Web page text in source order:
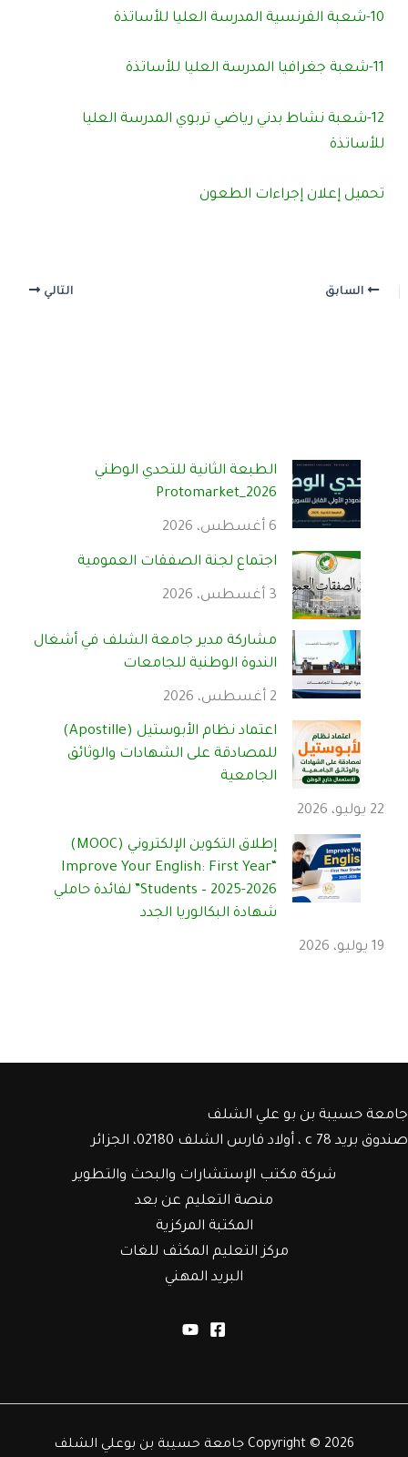
الطبعة الثانية للتحدي الوطني
Protomarket_2026
6 أغسطس، 2026
اجتماع لجنة الصفقات العمومية
3 أغسطس، 2026
مشاركة مدير جامعة الشلف في أشغال
الندوة الوطنية للجامعات
2 أغسطس، 2026
اعتماد نظام الأبوستيل (Apostille)
للمصادقة على الشهادات والوثائق
الجامعية
22 يوليو، 2026
إطلاق التكوين الإلكتروني (MOOC)
“Improve Your English: First Year
Students – 2025-2026” لفائدة حاملي
شهادة البكالوريا الجدد
19 يوليو، 2026
10-شعبة الفرنسية المدرسة العليا للأساتذة
11-شعبة جغرافيا المدرسة العليا للأساتذة
12-شعبة نشاط بدني رياضي تربوي المدرسة العليا
للأساتذة
تحميل إعلان إجراءات الطعون
السابق التالي
جامعة حسيبة بن بو علي الشلف
صندوق بريد c 78 ، أولاد فارس الشلف 02180، الجزائر
شركة مكتب الإستشارات والبحث والتطوير
منصة التعليم عن بعد
المكتبة المركزية
مركز التعليم المكثف للغات
البريد المهني
Copyright © 2026 جامعة حسيبة بن بوعلي الشلف